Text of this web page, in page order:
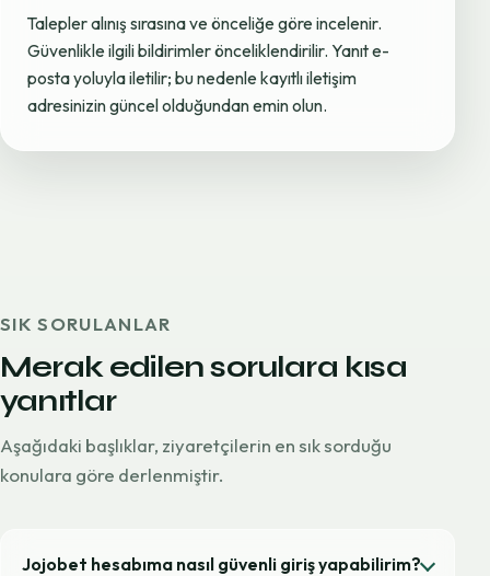
Talepler alınış sırasına ve önceliğe göre incelenir.
Güvenlikle ilgili bildirimler önceliklendirilir. Yanıt e-
posta yoluyla iletilir; bu nedenle kayıtlı iletişim
adresinizin güncel olduğundan emin olun.
SIK SORULANLAR
Merak edilen sorulara kısa
yanıtlar
Aşağıdaki başlıklar, ziyaretçilerin en sık sorduğu
konulara göre derlenmiştir.
Jojobet hesabıma nasıl güvenli giriş yapabilirim?